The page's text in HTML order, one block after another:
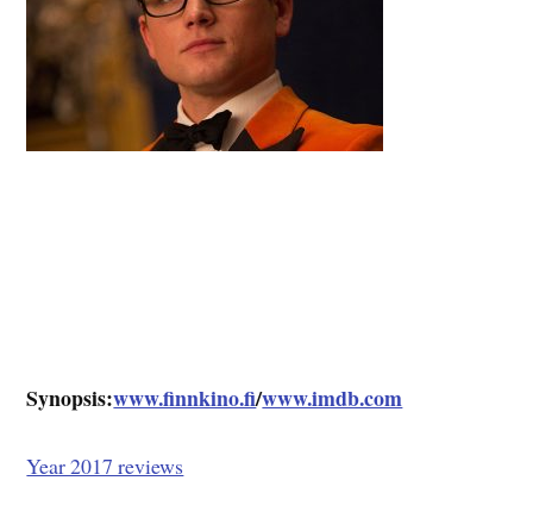
Synopsis:www.finnkino.fi/www.imdb.com
Year 2017 reviews